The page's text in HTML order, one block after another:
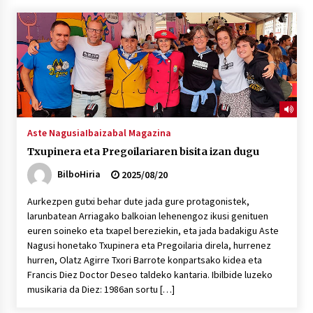
“Hiztegi bat” Gorka Urbizuk idatzitako letren
hiztegia
2026/07/23
Bakaikuko barnetegitik gazteek egindako saio
berezia
Tuba eta bonbardinoaren astea, Bilboko
Kontserbatorioan protagonista
Auzoportala : 1×04 Auzofoniak
2026/07/15
Gaur abitua da Bilbao bbk live jaialdia
Aste NagusiaIbaizabal Magazina
Txupinera eta Pregoilariaren bisita izan dugu
BilboHiria
2025/08/20
Aurkezpen gutxi behar dute jada gure protagonistek,
larunbatean Arriagako balkoian lehenengoz ikusi genituen
euren soineko eta txapel bereziekin, eta jada badakigu Aste
Nagusi honetako Txupinera eta Pregoilaria direla, hurrenez
hurren, Olatz Agirre Txori Barrote konpartsako kidea eta
Francis Diez Doctor Deseo taldeko kantaria. Ibilbide luzeko
musikaria da Diez: 1986an sortu […]